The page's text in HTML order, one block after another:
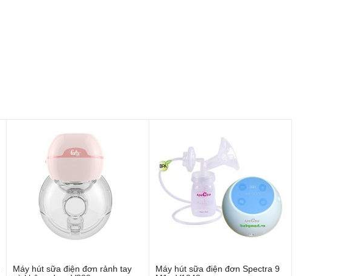
Máy hút sữa điện đơn rảnh tay
Máy hút sữa điện đơn Spectra 9